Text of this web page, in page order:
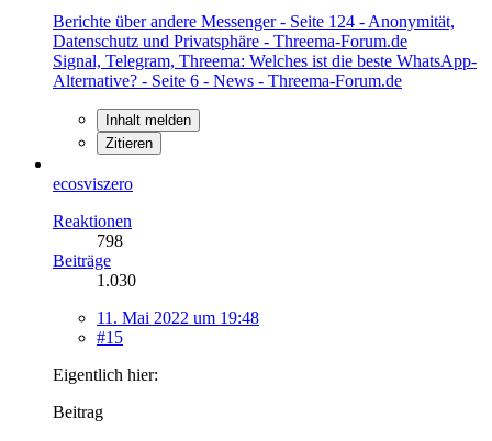
Berichte über andere Messenger - Seite 124 - Anonymität,
Datenschutz und Privatsphäre - Threema-Forum.de
Signal, Telegram, Threema: Welches ist die beste WhatsApp-
Alternative? - Seite 6 - News - Threema-Forum.de
Inhalt melden
Zitieren
ecosviszero
Reaktionen
798
Beiträge
1.030
11. Mai 2022 um 19:48
#15
Eigentlich hier:
Beitrag